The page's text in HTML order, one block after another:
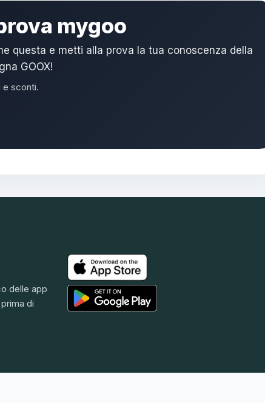
mygoo
questa e metti alla prova la tua conoscenza della
GOOX!
e sconti.
delle app
di